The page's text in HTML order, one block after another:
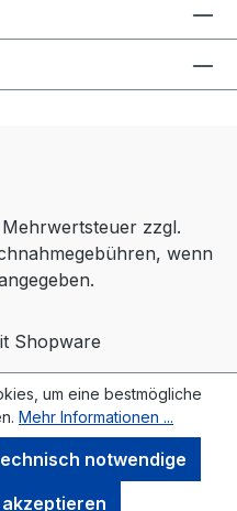
zzgl.
wenn
Shopware
um eine bestmögliche
Mehr Informationen ...
notwendige